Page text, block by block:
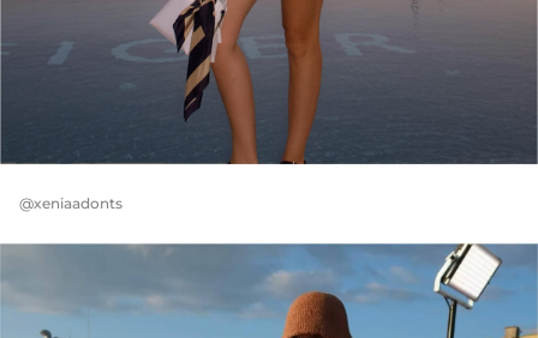
@xeniaadonts